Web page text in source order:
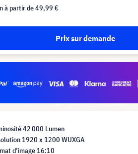
à partir de49,99 €
Prix sur demande
42 000 Lumen
1920 x 1200 WUXGA
d’image 16:10